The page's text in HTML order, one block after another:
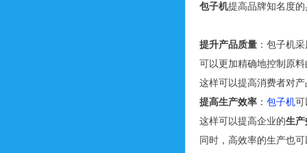
包子机提高品牌知名度
提升产品质量 ：包子机
可以更加精确地控制原
这样可以提高消费者对
提高生产效率 ： 包子机可
这样可以提高企业的生产
同时，高效率的生产也